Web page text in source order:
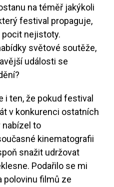
na téměř jakýkoli
festival propaguje,
nejistoty.
světové soutěže,
události se
i ten, že pokud festival
v konkurenci ostatních
nabízel to
kinematografii
snažit udržovat
Podařilo se mi
polovinu filmů ze